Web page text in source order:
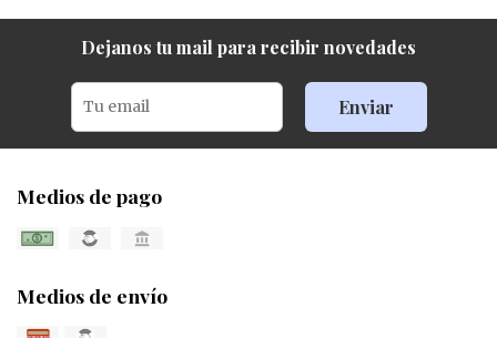
Dejanos tu mail para recibir novedades
Enviar
Medios de pago
Medios de envío